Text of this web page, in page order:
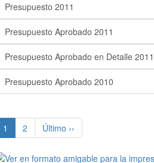
Presupuesto 2011
Presupuesto Aprobado 2011
Presupuesto Aprobado en Detalle 2011
Presupuesto Aprobado 2010
1 (current)
2 Último ››